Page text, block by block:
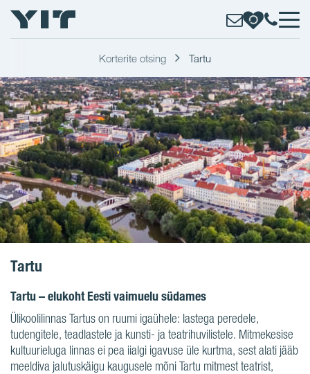
Korterite otsing Tartu
Tartu
Tartu – elukoht Eesti vaimuelu südames
Ülikoolilinnas Tartus on ruumi igaühele: lastega peredele,
tudengitele, teadlastele ja kunsti- ja teatrihuvilistele. Mitmekesise
kultuurieluga linnas ei pea iialgi igavuse üle kurtma, sest alati jääb
meeldiva jalutuskäigu kaugusele mõni Tartu mitmest teatrist,